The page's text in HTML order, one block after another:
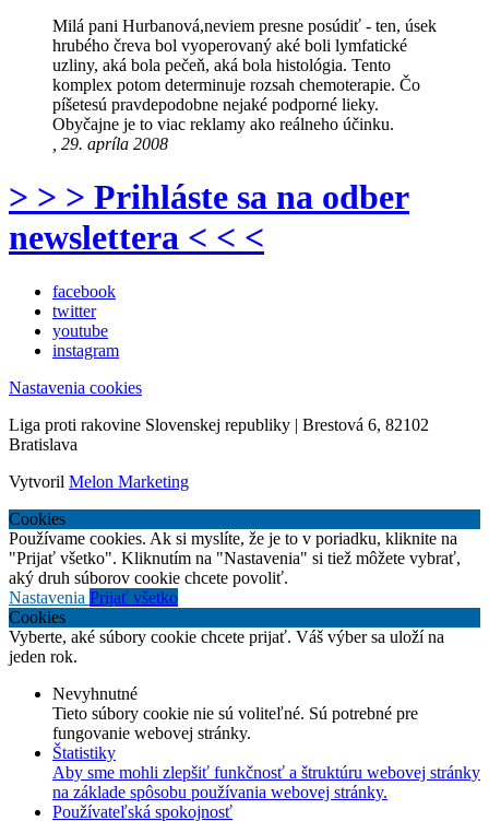
Milá pani Hurbanová,neviem presne posúdiť - ten, úsek
hrubého čreva bol vyoperovaný aké boli lymfatické
uzliny, aká bola pečeň, aká bola histológia. Tento
komplex potom determinuje rozsah chemoterapie. Čo
píšetesú pravdepodobne nejaké podporné lieky.
Obyčajne je to viac reklamy ako reálneho účinku.
, 29. apríla 2008
> > > Prihláste sa na odber
newslettera < < <
facebook
twitter
youtube
instagram
Nastavenia cookies
Liga proti rakovine Slovenskej republiky | Brestová 6, 82102
Bratislava
Vytvoril Melon Marketing
Cookies
Používame cookies. Ak si myslíte, že je to v poriadku, kliknite na
"Prijať všetko". Kliknutím na "Nastavenia" si tiež môžete vybrať,
aký druh súborov cookie chcete povoliť.
Nastavenia Prijať všetko
Cookies
Vyberte, aké súbory cookie chcete prijať. Váš výber sa uloží na
jeden rok.
Nevyhnutné
Tieto súbory cookie nie sú voliteľné. Sú potrebné pre
fungovanie webovej stránky.
Štatistiky
Aby sme mohli zlepšiť funkčnosť a štruktúru webovej stránky
na základe spôsobu používania webovej stránky.
Používateľská spokojnosť